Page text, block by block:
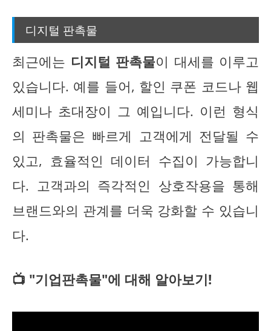
디지털 판촉물
최근에는 디지털 판촉물이 대세를 이루고
있습니다. 예를 들어, 할인 쿠폰 코드나 웹
세미나 초대장이 그 예입니다. 이런 형식
의 판촉물은 빠르게 고객에게 전달될 수
있고, 효율적인 데이터 수집이 가능합니
다. 고객과의 즉각적인 상호작용을 통해
브랜드와의 관계를 더욱 강화할 수 있습니
다.
📺 "기업판촉물"에 대해 알아보기!